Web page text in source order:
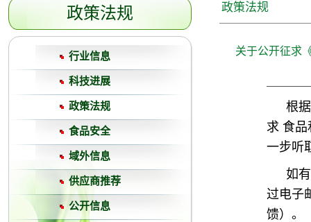
政策法规
行业信息
科技进展
政策法规
食品安全
域外信息
供应商推荐
公开信息
政策法规
关于公开征求
根
求 食
一步听
如
过电子
馈）。